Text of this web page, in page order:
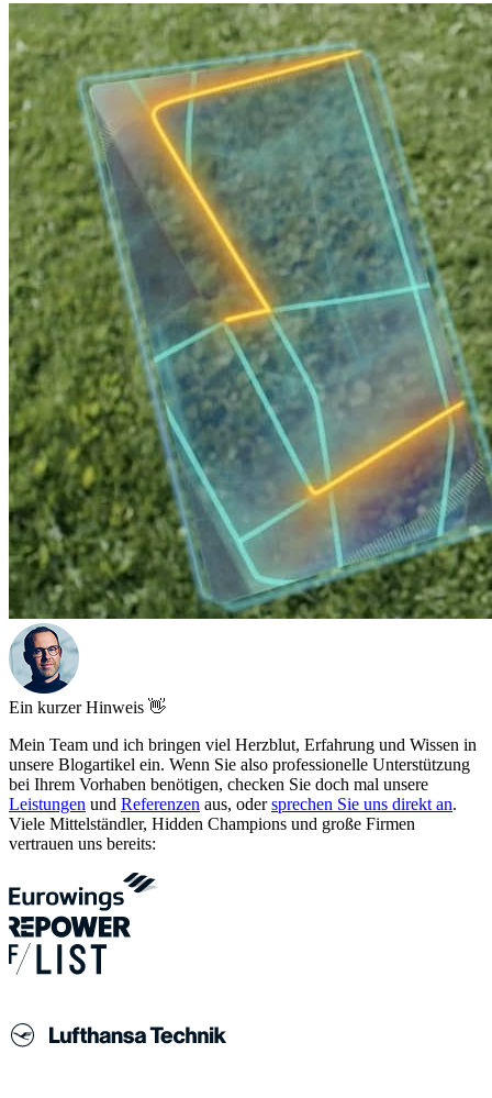
Ein kurzer Hinweis 👋
Mein Team und ich bringen viel Herzblut, Erfahrung und Wissen in
unsere Blogartikel ein. Wenn Sie also professionelle Unterstützung
bei Ihrem Vorhaben benötigen, checken Sie doch mal unsere
Leistungen und Referenzen aus, odersprechen Sie uns direkt an.
Viele Mittelständler, Hidden Champions und große Firmen
vertrauen uns bereits: